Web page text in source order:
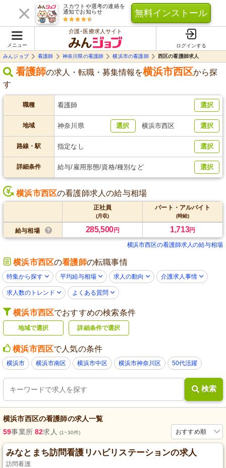
スカウトや選考の連絡を
通知でお知らせ
無料インストール
メニュー
介護･医療求人サイト
ログインする
みんジョブ
看護師 神奈川県の看護師 横浜市の看護師 西区の看護師求人
看護師の求人・転職・募集情報を横浜市西区から探
す
職種 看護師 選択
地域 神奈川県 選択 横浜市西区 選択
路線・駅 指定なし 選択
詳細条件 給与/雇用形態/資格/種別など 選択
横浜市西区の看護師求人の給与相場
正社員
(月収)
パート・アルバイト
(時給)
給与相場 285,500円 1,713円
横浜市西区の看護師求人の給与相場
横浜市西区の看護師の転職事情
特集から探す 平均給与相場 求人の動向 介護求人事情
求人数のトレンド よくある質問
横浜市西区でおすすめの検索条件
地域で選択 詳細条件で選択
横浜市西区で人気の条件
横浜市 横浜市南区 横浜市中区 横浜市神奈川区 50代活躍
検索
横浜市西区の看護師の求人一覧
おすすめ順
59事業所 82求人 (1~30件)
みなとまち訪問看護リハビリステーションの求人
訪問看護